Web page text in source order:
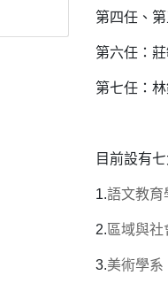
第四任、
第六任：
第七任：
目前設有七
1.語文教育
2. 區域與
3.美術學系